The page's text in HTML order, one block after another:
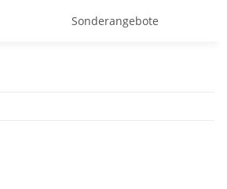
Sonderangebote